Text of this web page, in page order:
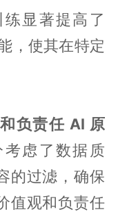
练显著提高了
，使其在特定
负责任 AI 原
虑了数据质
的过滤，确保
值观和负责任